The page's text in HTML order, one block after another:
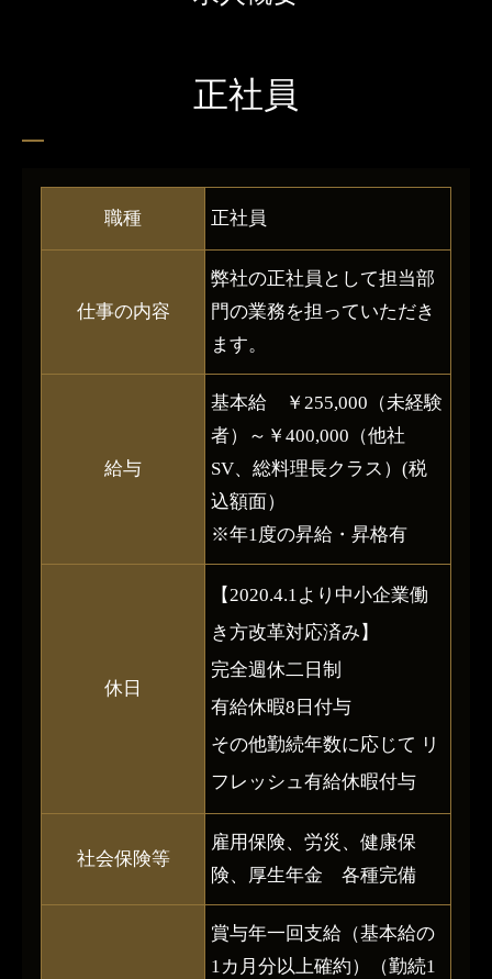
正社員
職種 正社員
仕事の内容
弊社の正社員として担当部
門の業務を担っていただき
ます。
給与
基本給 ￥255,000（未経験
者）～￥400,000（他社
SV、総料理長クラス）(税
込額面）
※年1度の昇給・昇格有
休日
【2020.4.1より中小企業働
き方改革対応済み】
完全週休二日制
有給休暇8日付与
その他勤続年数に応じて リ
フレッシュ有給休暇付与
社会保険等
雇用保険、労災、健康保
険、厚生年金 各種完備
賞与年一回支給（基本給の
1カ月分以上確約）（勤続1